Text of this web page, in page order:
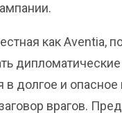
как Aventia,
в долгое и
врагов.